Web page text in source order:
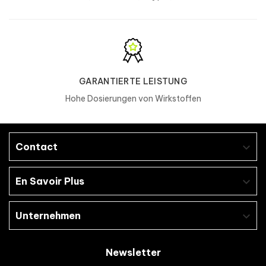
der Originalverpackung aufbewahren.
ALLERGENE ?
Milcheiweiß,Gluten,Soja,Erdnüsseund
GARANTIERTE LEISTUNG
Hohe Dosierungen von Wirkstoffen
Contact 
En Savoir Plus 
Unternehmen 
Newsletter